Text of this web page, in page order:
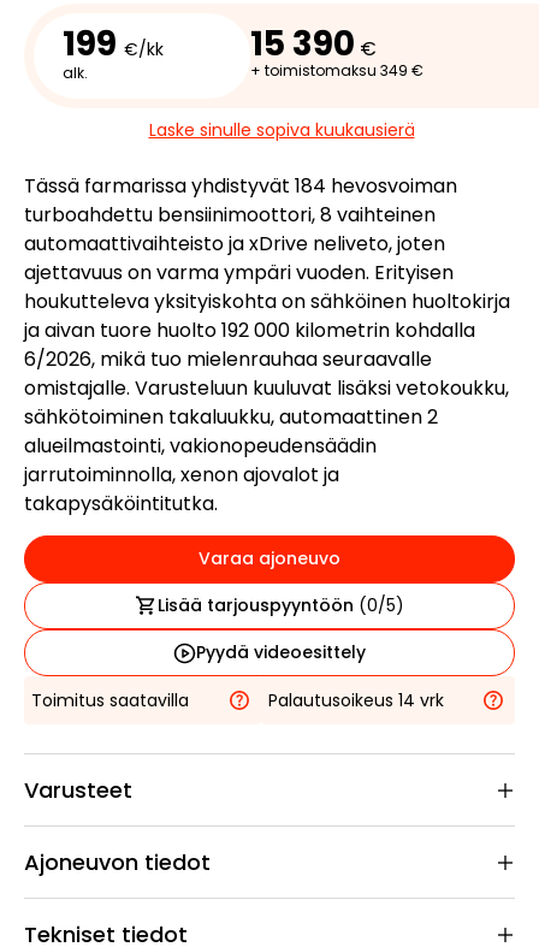
199 €/kk
alk.
15 390 €
+ toimistomaksu 349 €
Laske sinulle sopiva kuukausierä
Tässä farmarissa yhdistyvät 184 hevosvoiman
turboahdettu bensiinimoottori, 8 vaihteinen
automaattivaihteisto ja xDrive neliveto, joten
ajettavuus on varma ympäri vuoden. Erityisen
houkutteleva yksityiskohta on sähköinen huoltokirja
ja aivan tuore huolto 192 000 kilometrin kohdalla
6/2026, mikä tuo mielenrauhaa seuraavalle
omistajalle. Varusteluun kuuluvat lisäksi vetokoukku,
sähkötoiminen takaluukku, automaattinen 2
alueilmastointi, vakionopeudensäädin
jarrutoiminnolla, xenon ajovalot ja
takapysäköintitutka.
Varaa ajoneuvo
Lisää tarjouspyyntöön (0/5)
Pyydä videoesittely
Toimitus saatavilla
Palautusoikeus 14 vrk
Varusteet
Ajoneuvon tiedot
Tekniset tiedot